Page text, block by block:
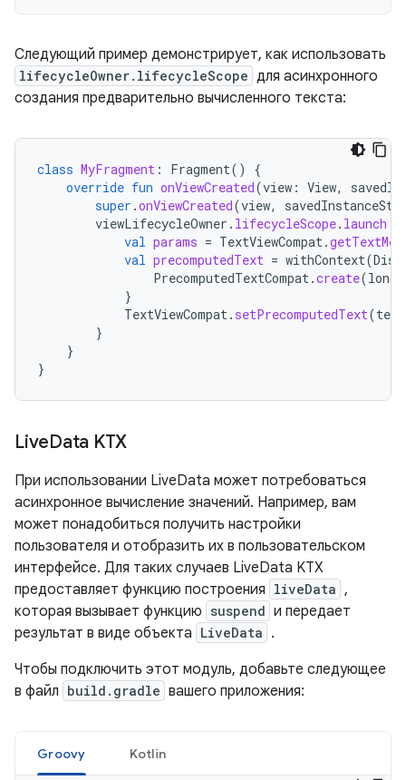
Следующий пример демонстрирует, как использовать
lifecycleOwner.lifecycleScope для асинхронного
создания предварительно вычисленного текста:
class MyFragment : Fragment()
{
override fun onViewCreated(view : View,
super .onViewCreated(view,
viewLifecycleOwner . lifecycleScope. launch
val params = TextViewCompat.
val precomputedText = withContext(
PrecomputedTextCompat.create(
}
TextViewCompat. setPrecomputedText(
}
}
}
LiveData KTX
При использовании LiveData может потребоваться
асинхронное вычисление значений. Например, вам
может понадобиться получить настройки
пользователя и отобразить их в пользовательском
интерфейсе. Для таких случаев LiveData KTX
предоставляет функцию построения liveData ,
которая вызывает функцию suspend и передает
результат в виде объекта LiveData .
Чтобы подключить этот модуль, добавьте следующее
в файл build.gradle вашего приложения:
Groovy Kotlin